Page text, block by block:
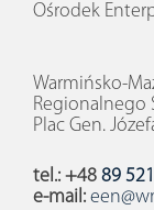
Ośrodek
Warmińsko-
Regionalnego
Plac Gen.
tel.: +48 89
e-mail: